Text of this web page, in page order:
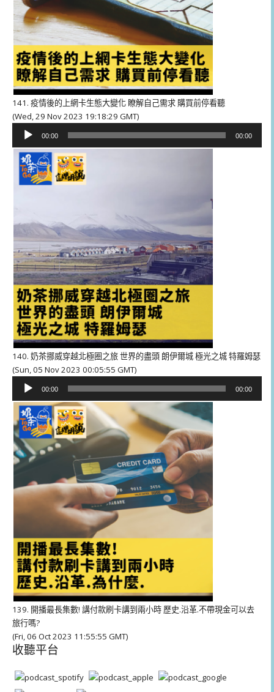
141. 疫情後的上網卡生態大變化 瞭解自己需求 購買前停看聽
(Wed, 29 Nov 2023 19:18:29 GMT)
播
器
00:00 00:00
140. 奶茶挪威穿越北極圈之旅 世界的盡頭 朗伊爾城 極光之城 特羅姆瑟
(Sun, 05 Nov 2023 00:05:55 GMT)
播
放
器
00:00 00:00
139. 開播最長集數! 講付款刷卡講到兩小時 歷史.沿革.不帶現金可以去
旅行嗎?
(Fri, 06 Oct 2023 11:55:55 GMT)
收聽平台